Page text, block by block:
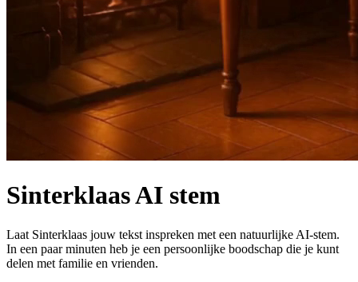
Sinterklaas AI stem
Laat Sinterklaas jouw tekst inspreken met een natuurlijke AI‑stem.
In een paar minuten heb je een persoonlijke boodschap die je kunt
delen met familie en vrienden.